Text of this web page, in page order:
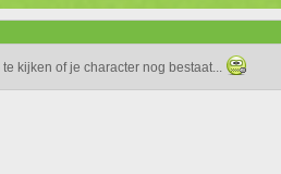
kijken of je character nog bestaat...